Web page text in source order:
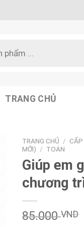
TRANG CHỦ
TRANG CHỦ /
MỚI) / TOÁN
Giúp em
chương
85.000VND